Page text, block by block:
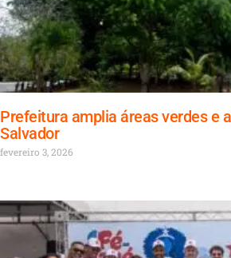
Prefeitura amplia áreas verdes e
Salvador
fevereiro 3, 2026